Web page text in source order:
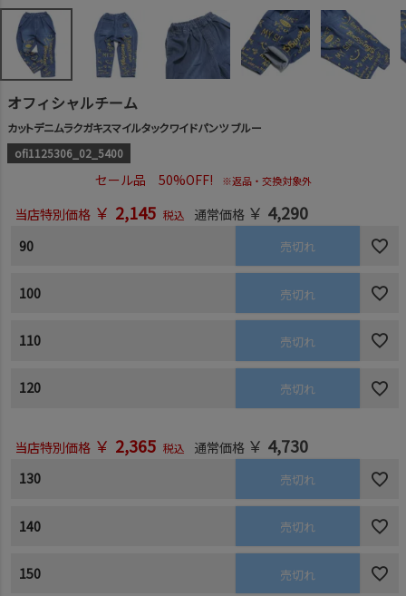
オフィシャルチーム
カットデニムラクガキスマイルタックワイドパンツ ブルー
ofi1125306_02_5400
セール品 50%OFF! ※返品・交換対象外
当店特別価格 ￥ 2,145 税込 通常価格 ￥ 4,290
90 売切れ
100 売切れ
110 売切れ
120 売切れ
当店特別価格 ￥ 2,365 税込 通常価格 ￥ 4,730
130 売切れ
140 売切れ
150 売切れ